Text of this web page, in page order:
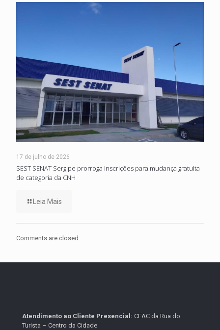
17 de julho de 2026
SEST SENAT Sergipe prorroga inscrições para mudança gratuita
de categoria da CNH
Leia Mais
Comments are closed.
Atendimento ao Cliente Presencial: CEAC da Rua do
Turista – Centro da Cidade